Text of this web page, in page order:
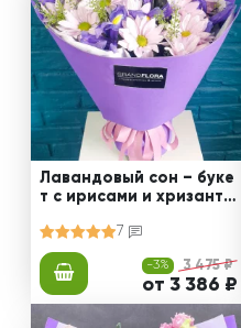
Лавандовый сон – буке
т с ирисами и хризанте
7
-3% 3 475 ₽
от 3 386 ₽